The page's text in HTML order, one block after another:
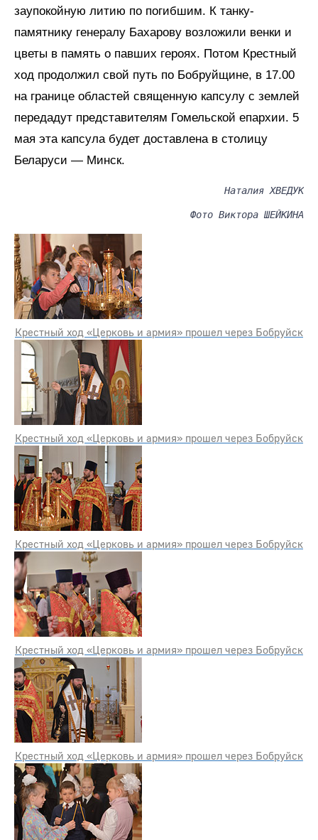
заупокойную литию по погибшим. К танку-
памятнику генералу Бахарову возложили венки и
цветы в память о павших героях. Потом Крестный
ход продолжил свой путь по Бобруйщине, в 17.00
на границе областей священную капсулу с землей
передадут представителям Гомельской епархии. 5
мая эта капсула будет доставлена в столицу
Беларуси — Минск.
Наталия ХВЕДУК
Фото Виктора ШЕЙКИНА
Крестный ход «Церковь и армия» прошел через Бобруйск
Крестный ход «Церковь и армия» прошел через Бобруйск
Крестный ход «Церковь и армия» прошел через Бобруйск
Крестный ход «Церковь и армия» прошел через Бобруйск
Крестный ход «Церковь и армия» прошел через Бобруйск